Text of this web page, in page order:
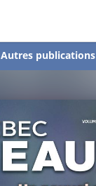
Autres publications